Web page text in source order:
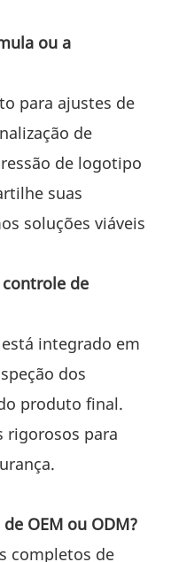
ou a
para ajustes de
de
de logotipo
suas
soluções viáveis
de
integrado em
dos
produto final.
rigorosos para
OEM ou ODM?
completos de